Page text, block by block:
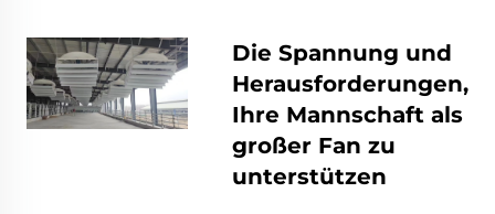
Die Spannung und
Herausforderungen,
Ihre Mannschaft als
großer Fan zu
unterstützen